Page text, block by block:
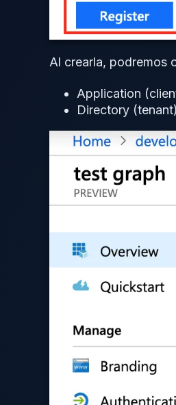
Al crearla, podremos
Application
Directory